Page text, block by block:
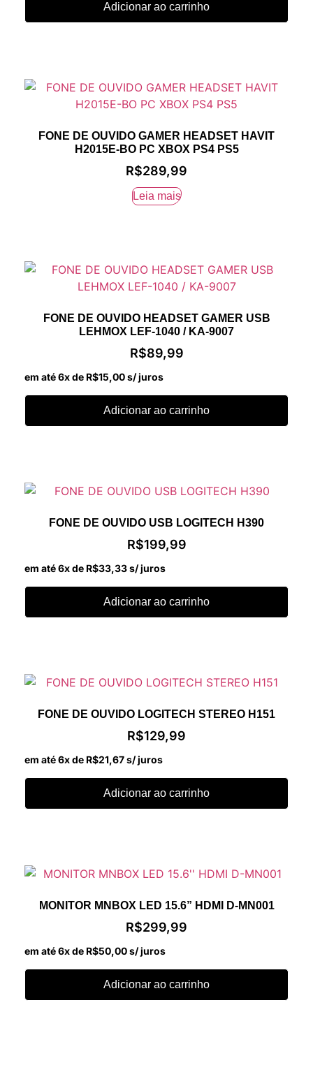
Adicionar ao carrinho
FONE DE OUVIDO GAMER HEADSET HAVIT
H2015E-BO PC XBOX PS4 PS5
R$289,99
Leia mais
FONE DE OUVIDO HEADSET GAMER USB
LEHMOX LEF-1040 / KA-9007
R$89,99
em até 6x de R$15,00s/ juros
Adicionar ao carrinho
FONE DE OUVIDO USB LOGITECH H390
R$199,99
em até 6x de R$33,33s/ juros
Adicionar ao carrinho
FONE DE OUVIDO LOGITECH STEREO H151
R$129,99
em até 6x de R$21,67s/ juros
Adicionar ao carrinho
MONITOR MNBOX LED 15.6” HDMI D-MN001
R$299,99
em até 6x de R$50,00s/ juros
Adicionar ao carrinho